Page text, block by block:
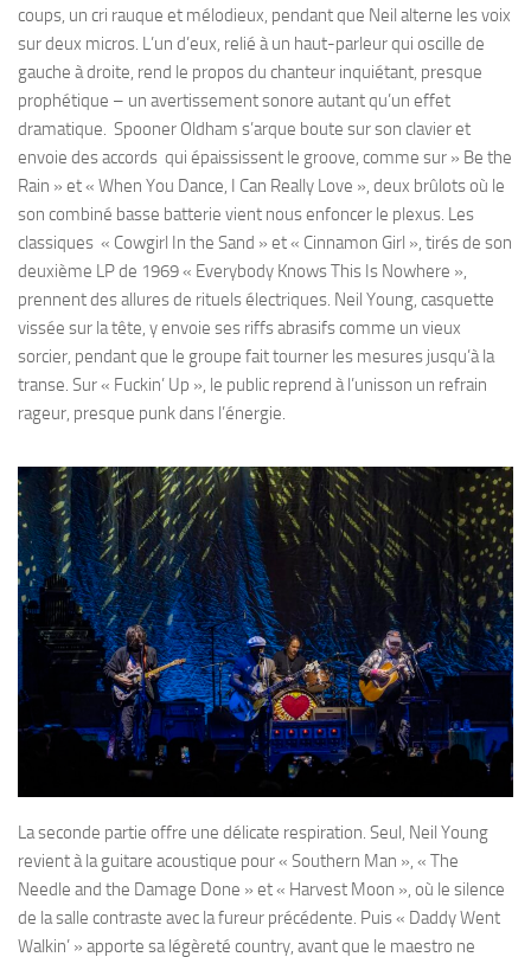
coups, un cri rauque et mélodieux, pendant que Neil alterne les voix
sur deux micros. L’un d’eux, relié à un haut-parleur qui oscille de
gauche à droite, rend le propos du chanteur inquiétant, presque
prophétique – un avertissement sonore autant qu’un effet
dramatique. Spooner Oldham s’arque boute sur son clavier et
envoie des accords qui épaississent le groove, comme sur » Be the
Rain » et « When You Dance, I Can Really Love », deux brûlots où le
son combiné basse batterie vient nous enfoncer le plexus. Les
classiques « Cowgirl In the Sand » et « Cinnamon Girl », tirés de son
deuxième LP de 1969 « Everybody Knows This Is Nowhere »,
prennent des allures de rituels électriques. Neil Young, casquette
vissée sur la tête, y envoie ses riffs abrasifs comme un vieux
sorcier, pendant que le groupe fait tourner les mesures jusqu’à la
transe. Sur « Fuckin’ Up », le public reprend à l’unisson un refrain
rageur, presque punk dans l’énergie.
La seconde partie offre une délicate respiration. Seul, Neil Young
revient à la guitare acoustique pour « Southern Man », « The
Needle and the Damage Done » et « Harvest Moon », où le silence
de la salle contraste avec la fureur précédente. Puis « Daddy Went
Walkin’ » apporte sa légèreté country, avant que le maestro ne